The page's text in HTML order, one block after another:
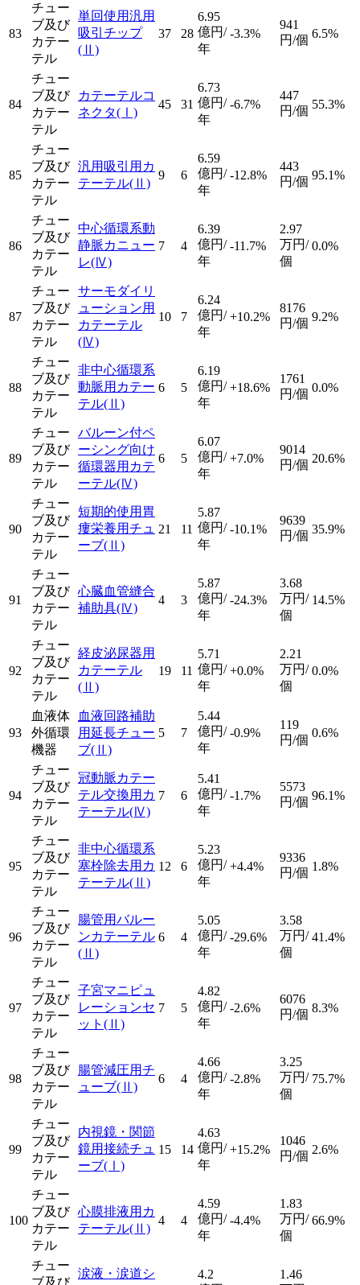
83
チュー
ブ及び
カテー
テル
単回使用汎用
吸引チップ
(Ⅱ)
37 28
6.95
億円/
年
-3.3%
941
円/個 6.5%
84
チュー
ブ及び
カテー
テル
カテーテルコ
ネクタ(Ⅰ)
45 31
6.73
億円/
年
-6.7%
447
円/個 55.3%
85
チュー
ブ及び
カテー
テル
汎用吸引用カ
テーテル(Ⅱ)
9 6
6.59
億円/
年
-12.8%
443
円/個 95.1%
86
チュー
ブ及び
カテー
テル
中心循環系動
静脈カニュー
レ(Ⅳ)
7 4
6.39
億円/
年
-11.7%
2.97
万円/
個
0.0%
87
チュー
ブ及び
カテー
テル
サーモダイリ
ューション用
カテーテル
(Ⅳ)
10 7
6.24
億円/
年
+10.2%
8176
円/個 9.2%
88
チュー
ブ及び
カテー
テル
非中心循環系
動脈用カテー
テル(Ⅱ)
6 5
6.19
億円/
年
+18.6%
1761
円/個 0.0%
89
チュー
ブ及び
カテー
テル
バルーン付ペ
ーシング向け
循環器用カテ
ーテル(Ⅳ)
6 5
6.07
億円/
年
+7.0%
9014
円/個 20.6%
90
チュー
ブ及び
カテー
テル
短期的使用胃
瘻栄養用チュ
ーブ(Ⅱ)
21 11
5.87
億円/
年
-10.1%
9639
円/個 35.9%
91
チュー
ブ及び
カテー
テル
心臓血管縫合
補助具(Ⅳ)
4 3
5.87
億円/
年
-24.3%
3.68
万円/
個
14.5%
92
チュー
ブ及び
カテー
テル
経皮泌尿器用
カテーテル
(Ⅱ)
19 11
5.71
億円/
年
+0.0%
2.21
万円/
個
0.0%
93
血液体
外循環
機器
血液回路補助
用延長チュー
ブ(Ⅱ)
5 7
5.44
億円/
年
-0.9%
119
円/個
0.6%
94
チュー
ブ及び
カテー
テル
冠動脈カテー
テル交換用カ
テーテル(Ⅳ)
7 6
5.41
億円/
年
-1.7%
5573
円/個 96.1%
95
チュー
ブ及び
カテー
テル
非中心循環系
塞栓除去用カ
テーテル(Ⅱ)
12 6
5.23
億円/
年
+4.4%
9336
円/個 1.8%
96
チュー
ブ及び
カテー
テル
腸管用バルー
ンカテーテル
(Ⅱ)
6 4
5.05
億円/
年
-29.6%
3.58
万円/
個
41.4%
97
チュー
ブ及び
カテー
テル
子宮マニピュ
レーションセ
ット (Ⅱ)
7 5
4.82
億円/
年
-2.6%
6076
円/個 8.3%
98
チュー
ブ及び
カテー
テル
腸管減圧用チ
ューブ(Ⅱ)
6 4
4.66
億円/
年
-2.8%
3.25
万円/
個
75.7%
99
チュー
ブ及び
カテー
テル
内視鏡・関節
鏡用接続チュ
ーブ(Ⅰ)
15 14
4.63
億円/
年
+15.2%
1046
円/個 2.6%
100
チュー
ブ及び
カテー
テル
心膜排液用カ
テーテル(Ⅱ)
4 4
4.59
億円/
年
-4.4%
1.83
万円/
個
66.9%
チュー
涙液・涙道シ
4.2
1.46